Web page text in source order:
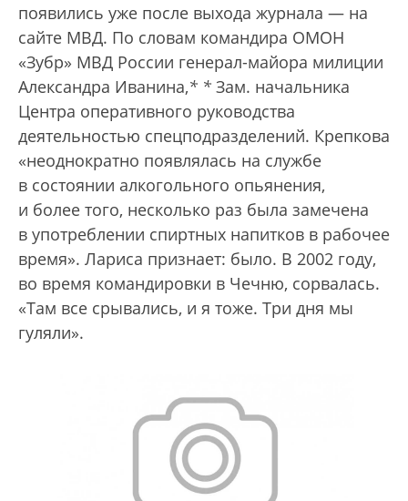
появились уже после выхода журнала — на
сайте МВД. По словам командира ОМОН
«Зубр» МВД России генерал-майора милиции
Александра Иванина,* * Зам. начальника
Центра оперативного руководства
деятельностью спецподразделений. Крепкова
«неоднократно появлялась на службе
в состоянии алкогольного опьянения,
и более того, несколько раз была замечена
в употреблении спиртных напитков в рабочее
время». Лариса признает: было. В 2002 году,
во время командировки в Чечню, сорвалась.
«Там все срывались, и я тоже. Три дня мы
гуляли».